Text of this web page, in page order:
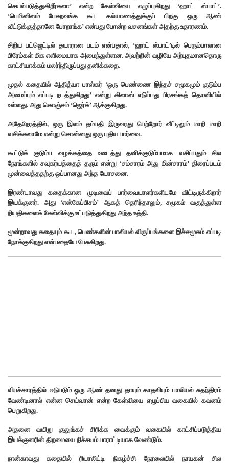
செயல்படுத்துகிறீர்களா’ என்ற கேள்வியை எழுப்புகிறது ‘ஹாட் ஸ்பாட்’.
‘பெமினிஸம் பேசுறவங்க கூட கல்யாணத்துக்குப் பிறகு ஒரு ஆண்
வீட்டுக்குத்தானே போறாங்க’ என்பது போன்ற வசனங்கள் அதற்கு உதாரணம்.
சிறிய பட்ஜெட்டில் தயாரான படம் என்பதால், ‘ஹாட் ஸ்பாட்’டில் பெரும்பாலான
பிரேம்கள் மிக எளிமையாக அமைந்துள்ளன. அவற்றின் வழியே அற்புதமானதொரு
காட்சியாக்கம் மலர்ந்திருப்பது தனிக்கதை.
முதல் கதையில் ஆதித்யா பாஸ்கர் ‘ஒரு பெண்ணை இந்தச் சமூகமும் குடும்ப
அமைப்பும் எப்படி நடத்துகிறது’ என்று கிளாஸ் எடுப்பது பிரசங்கத் தொனியில்
உள்ளது. அது கொஞ்சம் ‘ஜெர்க்’ ஆக்குகிறது.
அதேநேரத்தில், ஒரு இளம் தம்பதி இருவரது பெற்றோர் வீட்டிலும் மாறி மாறி
வசிக்கலாமே என்று சொன்னது ஒரு புதிய பார்வை.
கூட்டுக் குடும்ப வழக்கத்தை உடைத்து தனிக்குடும்பமாக வசிப்பதும் சில
நேரங்களில் சவுகர்யத்தைத் தரும் என்று ‘சம்சாரம் அது மின்சாரம்’ திரைப்படம்
முன்வைத்ததற்கு ஒப்பானது அந்த யோசனை.
இரண்டாவது கதைக்கான முடிவைப் பார்வையாளர்களிடமே விட்டிருக்கிறார்
இயக்குனர். அது ‘எஸ்கேப்பிசம்’ ஆகத் தெரிந்தாலும், சமூகம் வகுத்துள்ள
நியதிகளைக் கேள்விக்கு உட்படுத்துகிறது அந்த உத்தி.
மூன்றாவது கதையும் கூட, பெண்களின் பாலியல் விருப்பங்களை இச்சமூகம் எப்படி
நோக்குகிறது என்பதையே பேசுகிறது.
விபச்சாரத்தில் ஈடுபடும் ஒரு ஆண் தனது தாயும் காதலியும் பாலியல் சுதந்திரம்
வேண்டினால் என்ன செய்வான் என்ற கேள்வியை எழுப்பிய வகையில் கவனம்
பெறுகிறது.
அதனை வயிறு குலுங்கச் சிரிக்க வைக்கும் வகையில் காட்சிப்படுத்திய
இயக்குனரின் திறமையை நிச்சயம் பாராட்டியாக வேண்டும்.
நான்காவது கதையில் ரியாலிட்டி நிகழ்ச்சி நேரலையில் நாயகன் சில